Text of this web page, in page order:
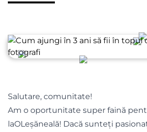
Salutare, comunitate!
Am o oportunitate super faină
laOLeșăneală! Dacă sunteți